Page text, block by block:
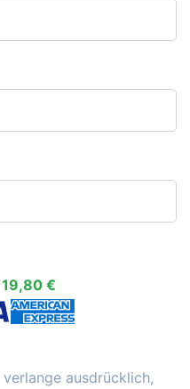
19,80 €
ausdrücklich,